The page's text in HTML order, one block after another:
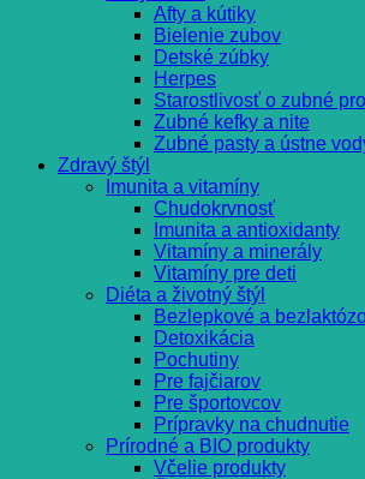
Afty a kútiky
Bielenie zubov
Detské zúbky
Herpes
Starostlivosť o zubné
Zubné kefky a nite
Zubné pasty a ústne
Zdravý štýl
Imunita a vitamíny
Chudokrvnosť
Imunita a antioxidanty
Vitamíny a minerály
Vitamíny pre deti
Diéta a životný štýl
Bezlepkové a
Detoxikácia
Pochutiny
Pre fajčiarov
Pre športovcov
Prípravky na chudnutie
Prírodné a BIO produkty
Včelie produkty